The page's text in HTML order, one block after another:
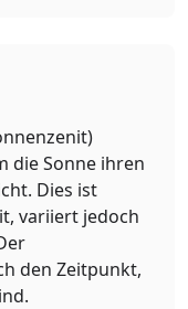
die Sonne ihren
Dies ist
variiert jedoch
den Zeitpunkt,